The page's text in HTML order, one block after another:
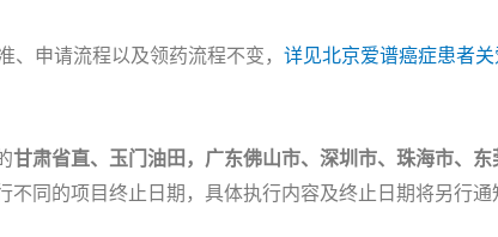
申请流程以及领药流程不变， 详见北京爱谱癌症患者
甘肃省直、玉门油田，广东佛山市、深圳市、珠海市、
不同的项目终止日期，具体执行内容及终止日期将另行通